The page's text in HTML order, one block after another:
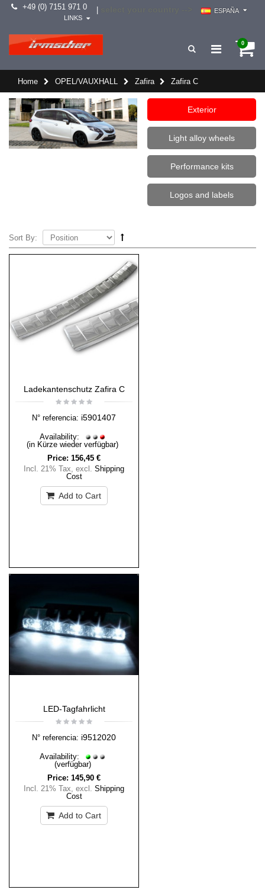
+49 (0) 7151 971 0
ESPAÑA
LINKS
0
Home OPEL/VAUXHALL Zafira Zafira C
Exterior
Light alloy wheels
Performance kits
Logos and labels
Sort By:
Ladekantenschutz Zafira C
N° referencia: i5901407
Availability:
(in Kürze wieder verfügbar)
Price: 156,45 €
Incl. 21% Tax, excl. Shipping
Cost
Add to Cart
LED-Tagfahrlicht
N° referencia: i9512020
Availability:
(verfügbar)
Price: 145,90 €
Incl. 21% Tax, excl. Shipping
Cost
Add to Cart